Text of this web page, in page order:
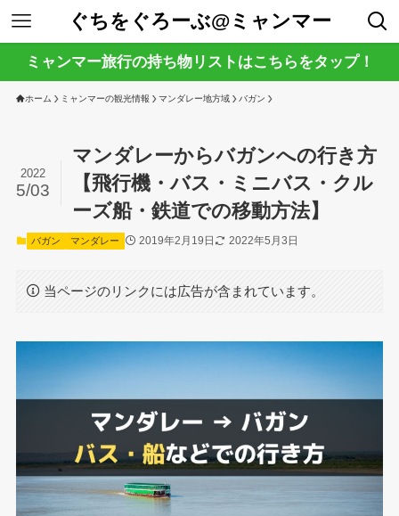
ぐちをぐろーぶ@ミャンマー
ミャンマー旅行の持ち物リストはこちらをタップ！
ホーム ミャンマーの観光情報 マンダレー地方域 バガン
マンダレーからバガンへの行き方
【飛行機・バス・ミニバス・クル
ーズ船・鉄道での移動方法】
2022
5/03
バガン マンダレー 2019年2月19日 2022年5月3日
当ページのリンクには広告が含まれています。